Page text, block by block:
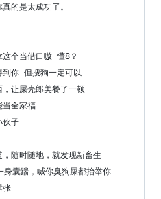
的是太成功了。
这个当借口嗷 懂8？
到你 但搜狗一定可以
让屎壳郎美餐了一顿
当全家福
伙子
，随时随地，就发现新畜生
身囊踹，喊你臭狗屎都抬举你
张